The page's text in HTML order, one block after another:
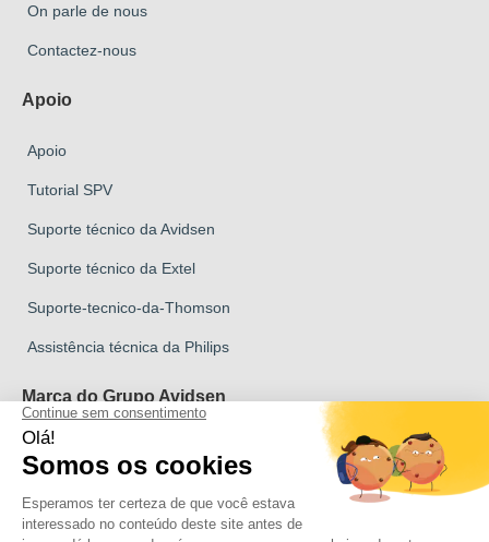
On parle de nous
Contactez-nous
Apoio
Apoio
Tutorial SPV
Suporte técnico da Avidsen
Suporte técnico da Extel
Suporte-tecnico-da-Thomson
Assistência técnica da Philips
Marca do Grupo Avidsen
Marca Avidsen
Marca Thomson